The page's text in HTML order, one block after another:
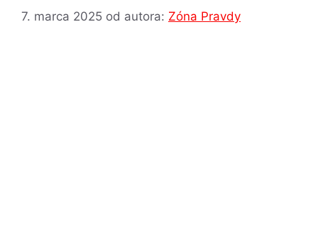
7. marca 2025 od autora: Zóna Pravdy